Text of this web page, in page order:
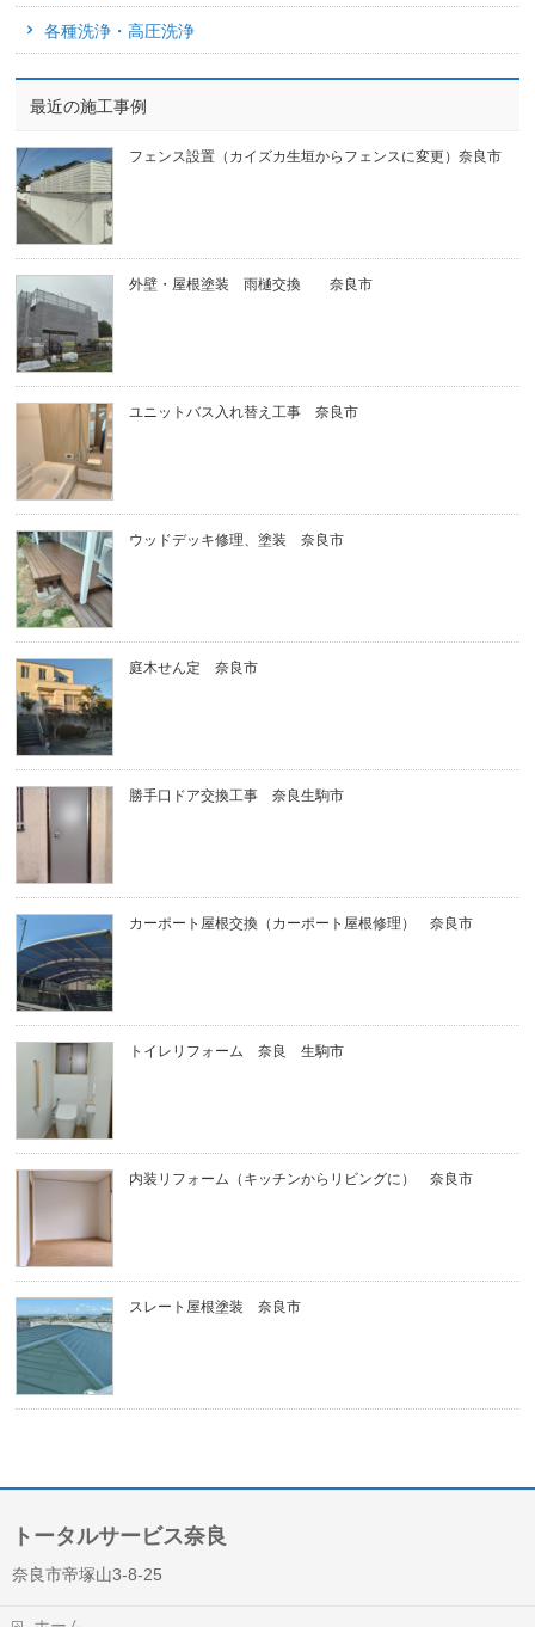
各種洗浄・高圧洗浄
最近の施工事例
フェンス設置（カイズカ生垣からフェンスに変更）奈良市
外壁・屋根塗装 雨樋交換 奈良市
ユニットバス入れ替え工事 奈良市
ウッドデッキ修理、塗装 奈良市
庭木せん定 奈良市
勝手口ドア交換工事 奈良生駒市
カーポート屋根交換（カーポート屋根修理） 奈良市
トイレリフォーム 奈良 生駒市
内装リフォーム（キッチンからリビングに） 奈良市
スレート屋根塗装 奈良市
トータルサービス奈良
奈良市帝塚山3-8-25